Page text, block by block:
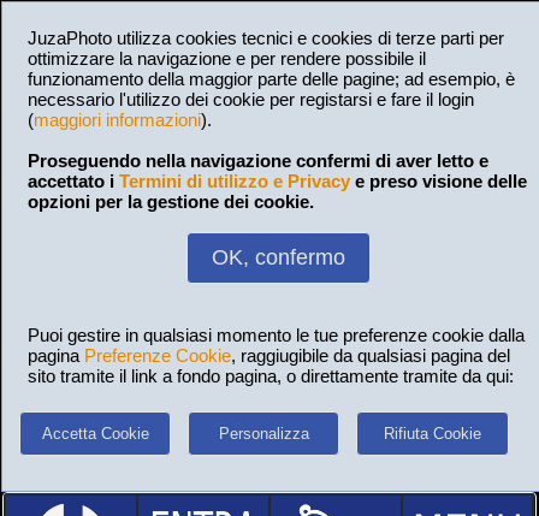
JuzaPhoto utilizza cookies tecnici e cookies di terze parti per
ottimizzare la navigazione e per rendere possibile il
funzionamento della maggior parte delle pagine; ad esempio, è
necessario l'utilizzo dei cookie per registarsi e fare il login
(maggiori informazioni).
Proseguendo nella navigazione confermi di aver letto e
accettato i Termini di utilizzo e Privacy e preso visione delle
opzioni per la gestione dei cookie.
OK, confermo
Puoi gestire in qualsiasi momento le tue preferenze cookie dalla
pagina Preferenze Cookie, raggiugibile da qualsiasi pagina del
sito tramite il link a fondo pagina, o direttamente tramite da qui:
Accetta Cookie Personalizza Rifiuta Cookie